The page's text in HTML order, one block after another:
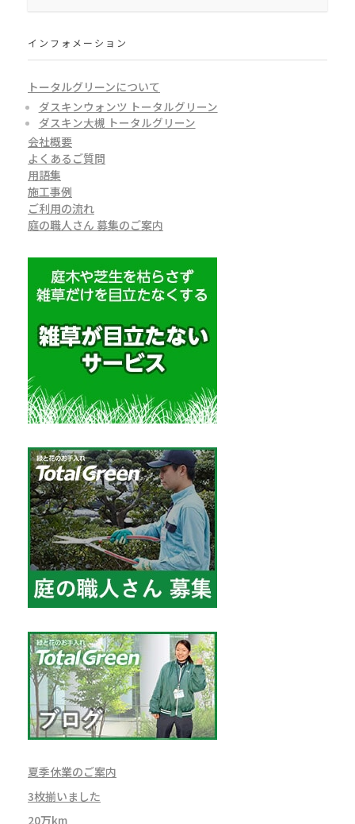
インフォメーション
トータルグリーンについて
ダスキンウォンツ トータルグリーン
ダスキン大槻 トータルグリーン
会社概要
よくあるご質問
用語集
施工事例
ご利用の流れ
庭の職人さん 募集のご案内
夏季休業のご案内
3枚揃いました
20万km